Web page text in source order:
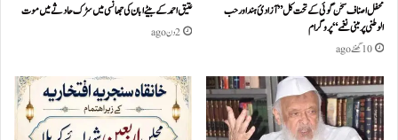
محفل اصناف سخن گوئی کے تحت کل ”آزادئ ہند اور حب
الوطنی پر مبنی نغمے“پروگرام
10 گھنٹے ago
عتیق احمد کے بیٹے ابان کی جھانسی میں سڑک حادثے میں موت
2 دن ago